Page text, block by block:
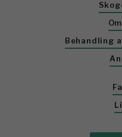
Behandling